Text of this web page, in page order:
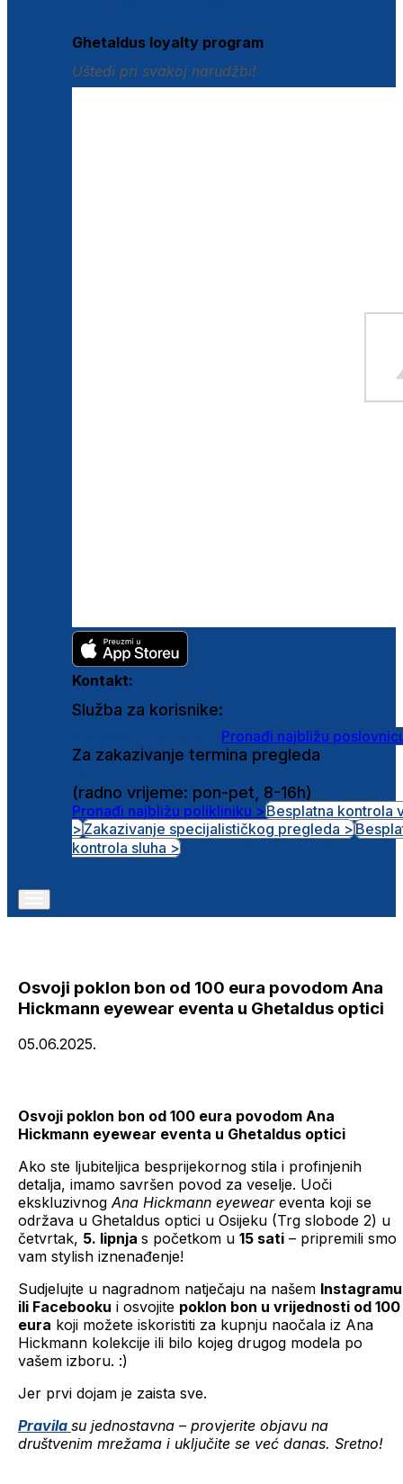
Ghetaldus loyalty program
Uštedi pri svakoj narudžbi!
Kontakt:
Služba za korisnike:
Pronađi najbližu
Za zakazivanje termina pregleda
(radno vrijeme: pon-pet, 8-16h)
Pronađi najbližu polikliniku >Besplatna kontrola
>Zakazivanje specijalističkog pregleda >
kontrola sluha >
Osvoji poklon bon od 100 eura povodom Ana
Hickmann eyewear eventa u Ghetaldus optici
05.06.2025.
Osvoji poklon bon od 100 eura povodom Ana
Hickmann eyewear eventa u Ghetaldus optici
Ako ste ljubiteljica besprijekornog stila i profinjenih
detalja, imamo savršen povod za veselje. Uoči
ekskluzivnogAna Hickmann eyeweareventa koji se
održava u Ghetaldus optici u Osijeku (Trg slobode 2) u
četvrtak, 5. lipnja s početkom u 15 sati – pripremili smo
vam stylish iznenađenje!
Sudjelujte u nagradnom natječaju na našem Instagramu
ili Facebooku i osvojite poklon bon u vrijednosti od 100
eura koji možete iskoristiti za kupnju naočala iz Ana
Hickmann kolekcije ili bilo kojeg drugog modela po
vašem izboru. :)
Jer prvi dojam je zaista sve.
Pravila su jednostavna – provjerite objavu na
društvenim mrežama i uključite se već danas. Sretno!